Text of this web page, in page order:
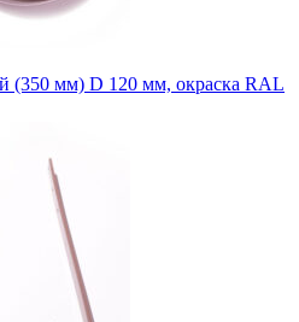
(350 мм) D 120 мм, окраска RAL